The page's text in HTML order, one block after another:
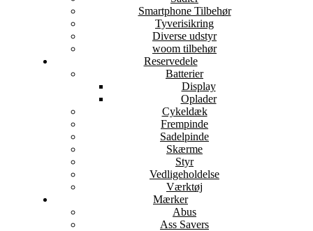
Smartphone Tilbehør
Tyverisikring
Diverse udstyr
woom tilbehør
Reservedele
Batterier
Display
Oplader
Cykeldæk
Frempinde
Sadelpinde
Skærme
Styr
Vedligeholdelse
Værktøj
Mærker
Abus
Ass Savers